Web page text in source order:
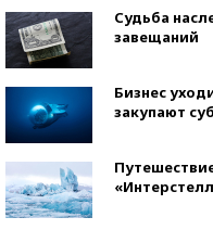
Судьба
завещаний
Бизнес
закупают